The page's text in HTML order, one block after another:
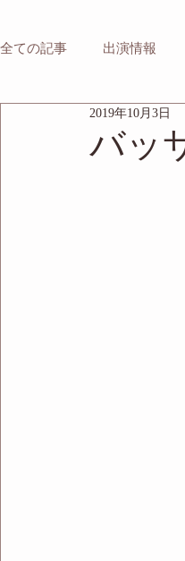
全ての記事 出演情報
バッ
2019年10月3日